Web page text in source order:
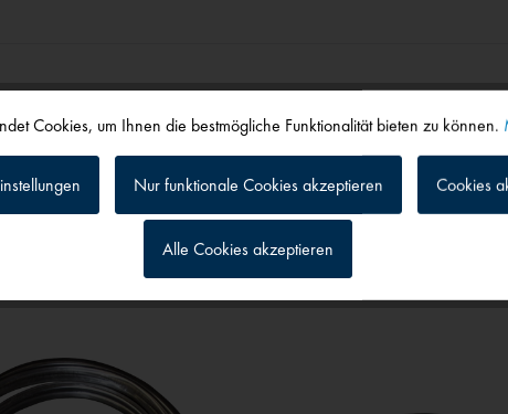
angesehen
Cookies, um Ihnen die bestmögliche Funktionalität bieten zu können.
Nur funktionale Cookies akzeptieren Cookies
Alle Cookies akzeptieren